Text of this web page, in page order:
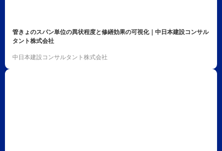
管きょのスパン単位の異状程度と修繕効果の可視化｜中日本建設コンサル
タント株式会社
中日本建設コンサルタント株式会社